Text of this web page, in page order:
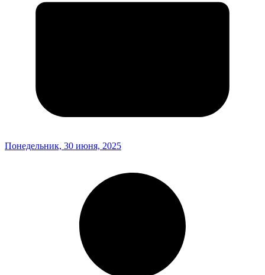
Понедельник, 30 июня, 2025